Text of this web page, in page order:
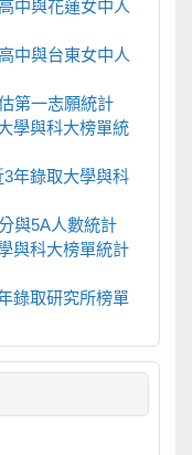
中與花蓮女中人
中與台東女中人
第一志願統計
學與科大榜單統
年錄取大學與科
與5A人數統計
與科大榜單統計
錄取研究所榜單